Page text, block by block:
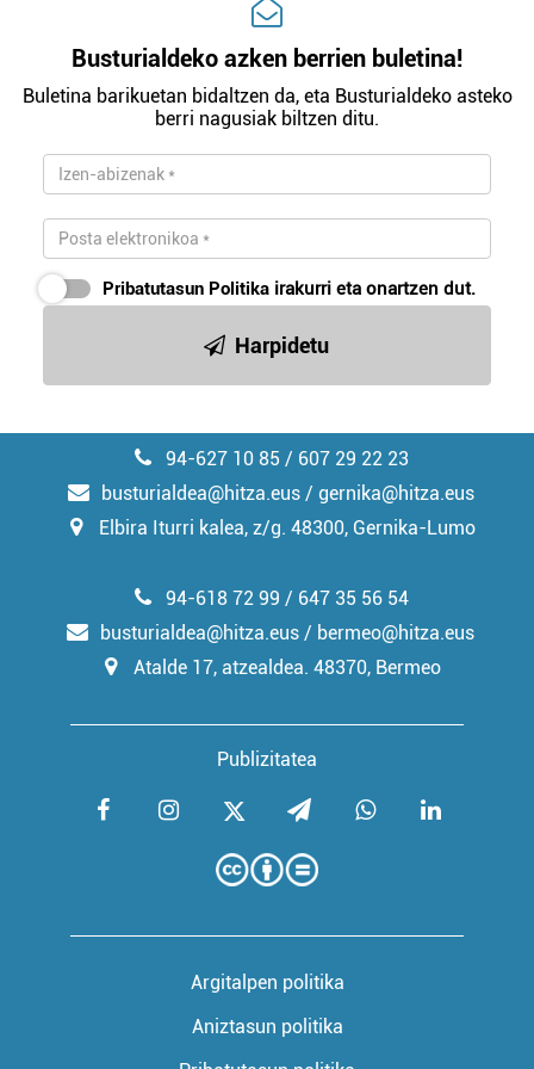
Busturialdeko azken berrien buletina!
Buletina barikuetan bidaltzen da, eta Busturialdeko asteko
berri nagusiak biltzen ditu.
Pribatutasun Politika irakurri eta onartzen dut.
Harpidetu
94-627 10 85 / 607 29 22 23
busturialdea@hitza.eus / gernika@hitza.eus
Elbira Iturri kalea, z/g. 48300, Gernika-Lumo
Publizitatea
94-618 72 99 / 647 35 56 54
busturialdea@hitza.eus / bermeo@hitza.eus
Atalde 17, atzealdea. 48370, Bermeo
Argitalpen politika
Aniztasun politika